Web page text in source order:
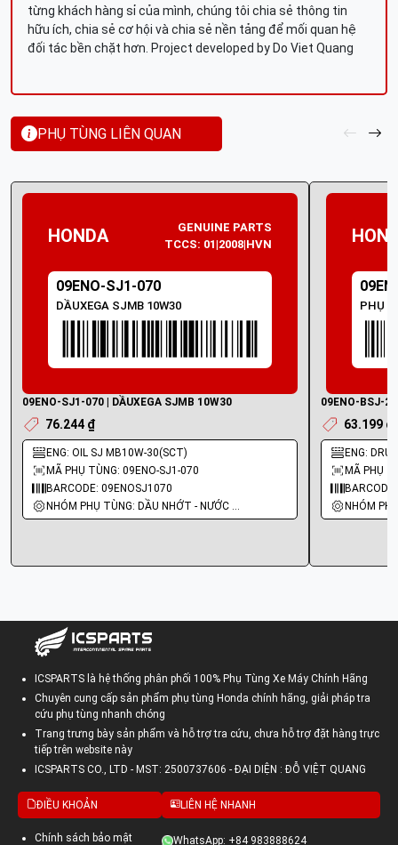
từng khách hàng sỉ của mình, chúng tôi chia sẻ thông tin
hữu ích, chia sẻ cơ hội và chia sẻ nền tảng để mối quan hệ
đối tác bền chặt hơn. Project developed by Do Viet Quang
PHỤ TÙNG LIÊN QUAN
HONDA
GENUINE PARTS
TCCS: 01|2008|HVN
09ENO-SJ1-070
DẦUXEGA SJMB 10W30
09ENO-SJ1-070 | DẦUXEGA SJMB 10W30
76.244 ₫
ENG: OIL SJ MB10W-30(SCT)
MÃ PHỤ TÙNG: 09ENO-SJ1-070
BARCODE: 09ENOSJ1070
NHÓM PHỤ TÙNG: DẦU NHỚT - NƯỚC MÁT
PHỤ
09ENO-BSJ-
63.199 ₫
ENG:
MÃ PHỤ
ICSPARTS là hệ thống phân phối 100% Phụ Tùng Xe Máy Chính Hãng
Chuyên cung cấp sản phẩm phụ tùng Honda chính hãng, giải pháp tra
cứu phụ tùng nhanh chóng
Trang trưng bày sản phẩm và hỗ trợ tra cứu, chưa hỗ trợ đặt hàng trực
tiếp trên website này
ICSPARTS CO., LTD - MST: 2500737606 - ĐẠI DIỆN : ĐỖ VIỆT QUANG
ĐIỀU KHOẢN
Chính sách bảo mật
LIÊN HỆ NHANH
WhatsApp: +84 983888624